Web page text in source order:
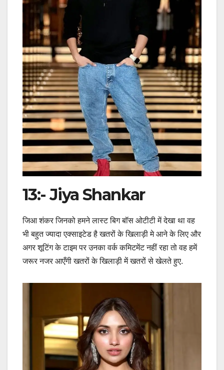
13:- Jiya Shankar
जिआ शंकर जिनको हमने लास्ट बिग बॉस ओटीटी में देखा था वह
भी बहुत ज्यादा एक्साइटेड है खतरों के खिलाड़ी मे आने के लिए और
अगर शूटिंग के टाइम पर उनका वर्क कमिटमेंट नहीं रहा तो वह हमें
जरूर नजर आएँगी खतरों के खिलाड़ी में खतरों से खेलते हुए.